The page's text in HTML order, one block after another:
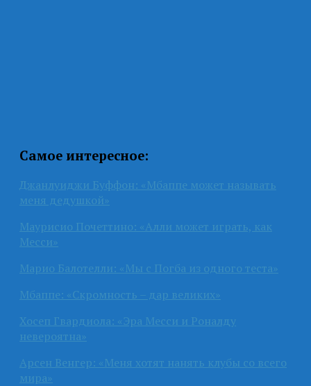
Самое интересное:
Джанлуиджи Буффон: «Мбаппе может называть
меня дедушкой»
Маурисио Почеттино: «Алли может играть, как
Месси»
Марио Балотелли: «Мы с Погба из одного теста»
Мбаппе: «Скромность – дар великих»
Хосеп Гвардиола: «Эра Месси и Роналду
невероятна»
Арсен Венгер: «Меня хотят нанять клубы со всего
мира»